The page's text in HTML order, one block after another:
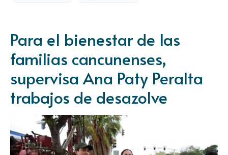
Para el bienestar de las
familias cancunenses,
supervisa Ana Paty Peralta
trabajos de desazolve